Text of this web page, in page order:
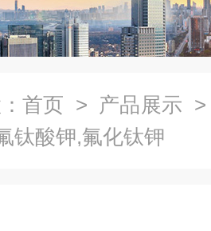
首页 > 产品展示
钛酸钾,氟化钛钾